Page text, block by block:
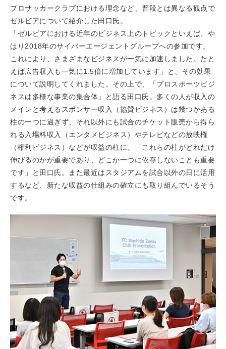
プロサッカークラブにおける理念など、普段とは異なる観点で
ゼルビアについて紹介した田口氏。
「ゼルビアにおける近年のビジネス上のトピックといえば、や
はり2018年のサイバーエージェントグループへの参加です。
これにより、さまざまなビジネスが一気に加速しました。たと
えば広告収入も一気に1.5倍に増加しています」と、その効果
について説明してくれました。その上で、「プロスポーツビジ
ネスは多様な事業の集合体」と語る田口氏。多くの人が収入の
メインと考えるスポンサー収入（協賛ビジネス）は幾つかある
柱の一つに過ぎず、それ以外にも試合のチケット販売から得ら
れる入場料収入（エンタメビジネス）やテレビなどの放映権
（権利ビジネス）などが収益の柱に。「これらの柱がどれだけ
伸びるのかが重要であり、どこか一つに依存しないことも重要
です」と田口氏。また最近はスタジアムを試合以外の日に活用
するなど、新たな収益の仕組みの確立にも取り組んでいるそう
です。